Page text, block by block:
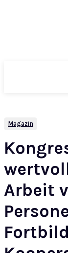
Magazin
Arbeit